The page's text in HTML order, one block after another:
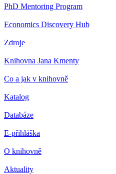
PhD Mentoring Program
Economics Discovery Hub
Zdroje
Knihovna Jana Kmenty
Co a jak v knihovně
Katalog
Databáze
E-přihláška
O knihovně
Aktuality